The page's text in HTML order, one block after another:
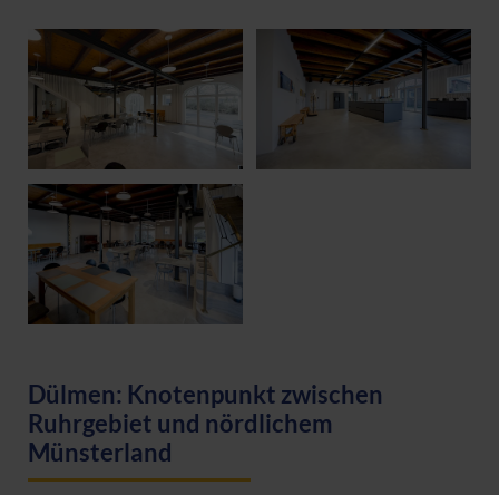
Dülmen: Knotenpunkt zwischen
Ruhrgebiet und nördlichem
Münsterland